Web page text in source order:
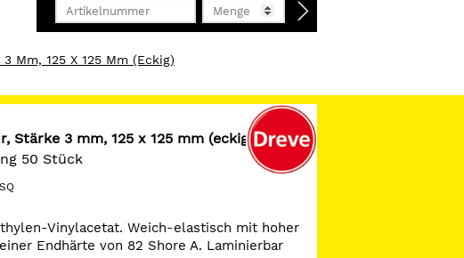
Mm, 125 X 125 Mm (eckig)
Stärke 3 mm, 125 x 125 mm (eckig)
50 Stück
Vinylacetat. Weich-elastisch mit hoher
Endhärte von 82 Shore A. Laminierbar